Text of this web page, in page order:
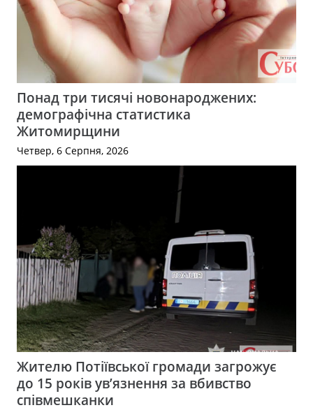
Понад три тисячі новонароджених:
демографічна статистика
Житомирщини
Четвер, 6 Серпня, 2026
Жителю Потіївської громади загрожує
до 15 років ув’язнення за вбивство
співмешканки